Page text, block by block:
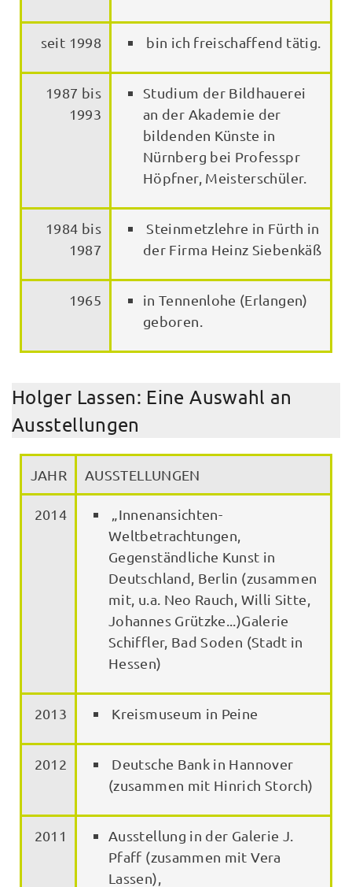
seit 1998 bin ich freischaffend tätig.
1987 bis
1993
Studium der Bildhauerei
an der Akademie der
bildenden Künste in
Nürnberg bei Professpr
Höpfner, Meisterschüler.
1984 bis
1987
Steinmetzlehre in Fürth in
der Firma Heinz Siebenkäß
1965
in Tennenlohe (Erlangen)
geboren.
Holger Lassen: Eine Auswahl an
Ausstellungen
JAHR AUSSTELLUNGEN
2014
„Innenansichten-
Weltbetrachtungen,
Gegenständliche Kunst in
Deutschland, Berlin (zusammen
mit, u.a. Neo Rauch, Willi Sitte,
Johannes Grützke...)Galerie
Schiffler, Bad Soden (Stadt in
Hessen)
2013 Kreismuseum in Peine
2012
Deutsche Bank in Hannover
(zusammen mit Hinrich Storch)
2011
Ausstellung in der Galerie J.
Pfaff (zusammen mit Vera
Lassen),